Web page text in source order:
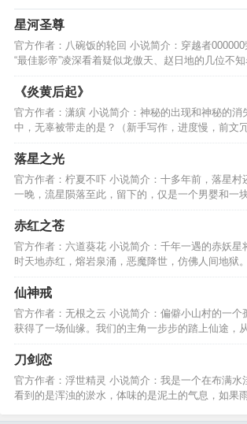
星河圣尊
官方作者：八碗饭的轮回 小说简介：穿越者
“最佳影帝”凌深看着疑似龙傲天、赵日地的几位不知
“今天，你穿了吗？”…
《炎黄后起》
官方作者：潇縯 小说简介：神秘的出现和神秘的消
中，无辜被带走的是？（新手写作，进度慢，前文
息读作，不适合追逐。）…
落星之光
官方作者：柠夏不吓 小说简介：十多年前，落星村
一晚，流星陨落至此，留下的，仅是一个男婴和一
绿色光线的陨石......…
赤红之苍
官方作者：六道葵花 小说简介：千年一遇的赤妖星
时天地赤红，熔岩泉涌，恶魔降世，仿佛人间地狱
化解，最后是结还是劫？…
仙神戒
官方作者：无根之云 小说简介：偏僻小山村的一个
获得了一场仙缘。我们的主角一步步的踏上仙途，
儿到纵横凡灵仙三界，…
刀剑恋
官方作者：浮世精灵 小说简介：我是一个在布满水
看到的是浑浊的淤水，体味的是泥土的气息，如果